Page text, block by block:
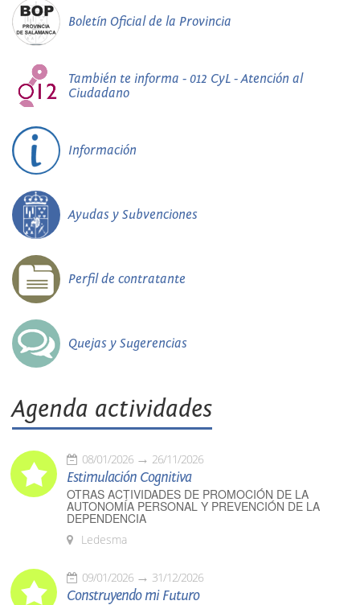
Boletín Oficial de la Provincia
También te informa - 012 CyL - Atención al
Ciudadano
Información
Ayudas y Subvenciones
Perfil de contratante
Quejas y Sugerencias
Agenda actividades
08/01/2026 26/11/2026
Estimulación Cognitiva
OTRAS ACTIVIDADES DE PROMOCIÓN DE LA
AUTONOMÍA PERSONAL Y PREVENCIÓN DE LA
DEPENDENCIA
Ledesma
09/01/2026 31/12/2026
Construyendo mi Futuro